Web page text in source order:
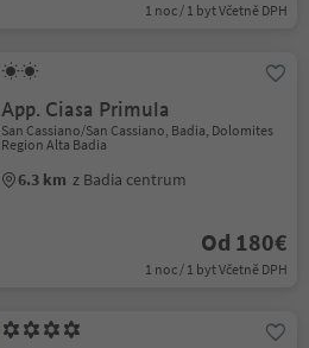
1 noc / 1 byt Včetně DPH
App. Ciasa Primula
San Cassiano/San Cassiano, Badia, Dolomites
Region Alta Badia
6.3 km z Badia centrum
Od 180€
1 noc / 1 byt Včetně DPH